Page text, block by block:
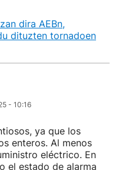
dira AEBn,
dituzten tornadoen
- 10:16
ya que los
enteros. Al menos
eléctrico. En
el estado de alarma